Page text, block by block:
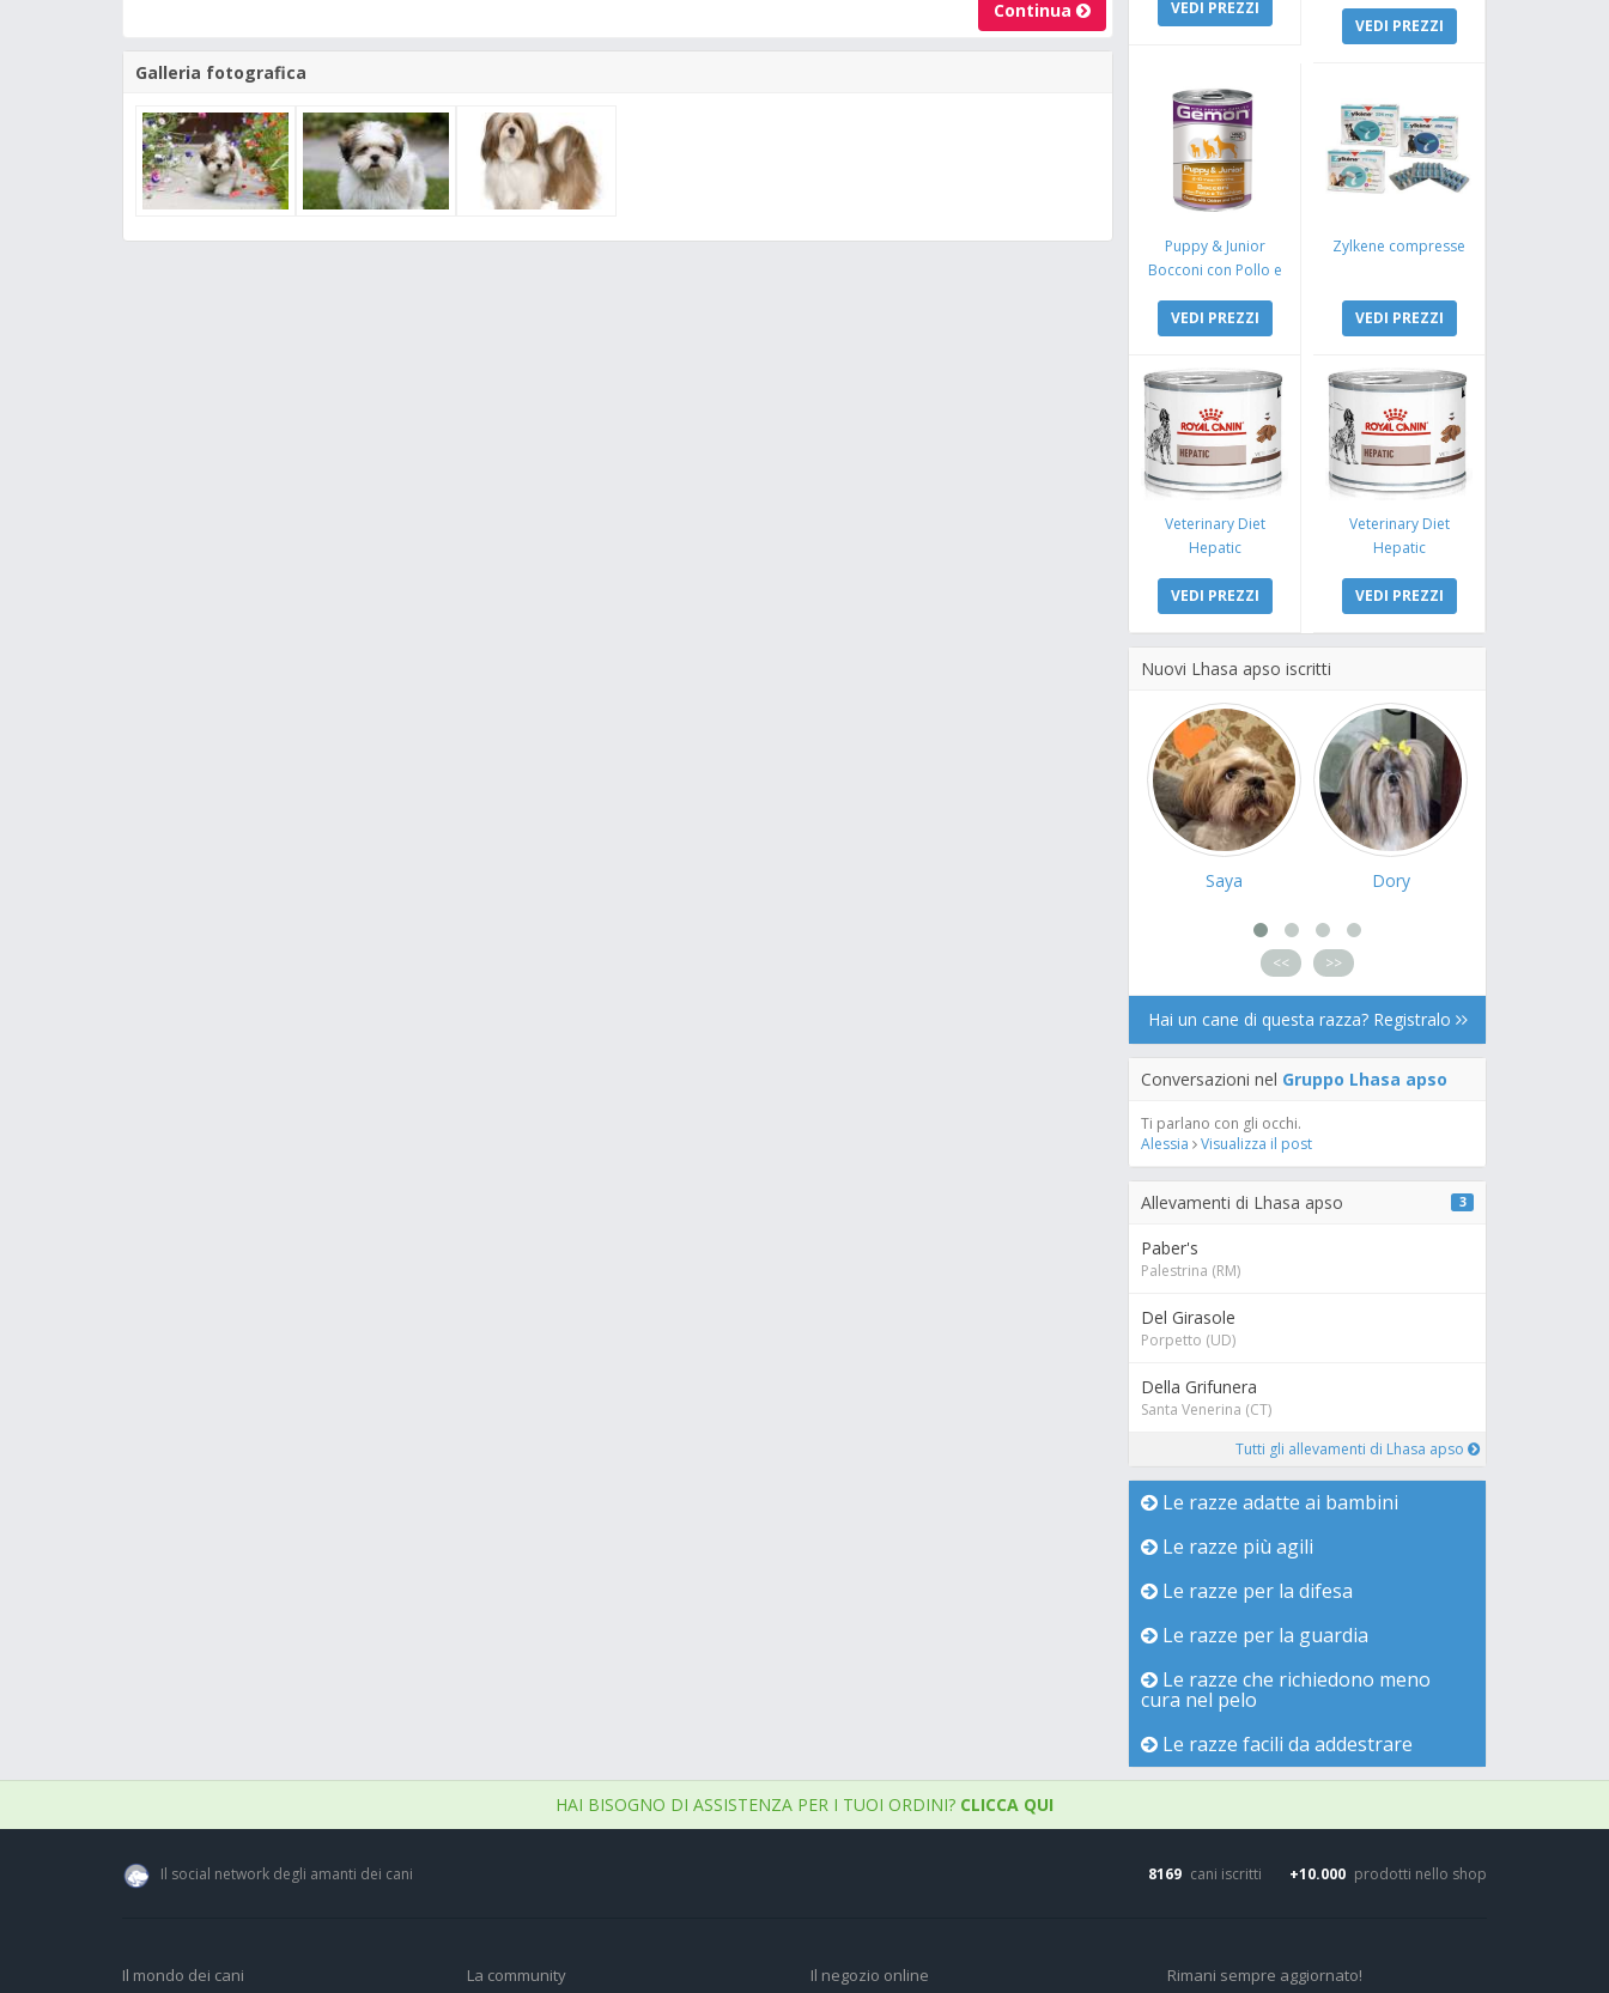
Continua
Galleria fotografica
VEDI PREZZI
VEDI PREZZI
Puppy & Junior
Bocconi con Pollo e
VEDI PREZZI
Zylkene compresse
VEDI PREZZI
Veterinary Diet
Hepatic
VEDI PREZZI
Veterinary Diet
Hepatic
VEDI PREZZI
Nuovi Lhasa apso iscritti
Saya Dory
<< >>
Hai un cane di questa razza? Registralo
Conversazioni nel Gruppo Lhasa apso
Ti parlano con gli occhi.
Alessia
Visualizza il post
Allevamenti di Lhasa apso 3
Paber's
Palestrina (RM)
Del Girasole
Porpetto (UD)
Della Grifunera
Santa Venerina (CT)
Tutti gli allevamenti di Lhasa apso
Le razze adatte ai bambini
Le razze più agili
Le razze per la difesa
Le razze per la guardia
Le razze che richiedono meno
cura nel pelo
Le razze facili da addestrare
HAI BISOGNO DI ASSISTENZA PER I TUOI ORDINI? CLICCA QUI
Il social network degli amanti dei cani 8169 cani iscritti +10.000 prodotti nello shop
Il mondo dei cani La community Il negozio online Rimani sempre aggiornato!